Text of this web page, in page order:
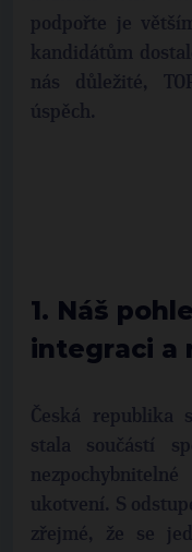
podpořte je
kandidátům
nás důležité,
úspěch.
1. Náš
integraci a
Česká republika
stala součástí
ukotvení. S
zřejmé, že se